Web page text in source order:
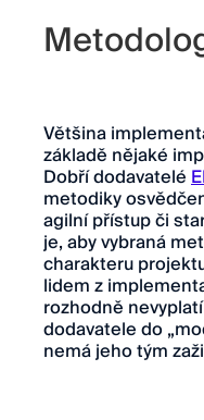
Většina
základě nějaké
Dobří dodavatelé
metodiky
agilní přístup či
je, aby vybraná
charakteru
lidem z
rozhodně
dodavatele do
nemá jeho tým